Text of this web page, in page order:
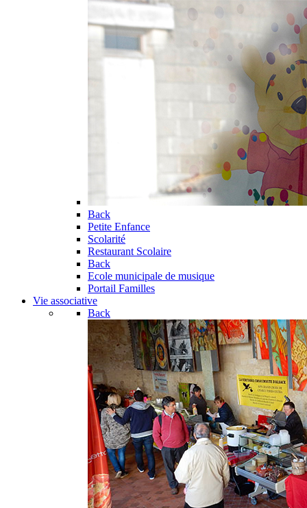
Back
Petite Enfance
Scolarité
Restaurant Scolaire
Back
Ecole municipale de musique
Portail Familles
Vie associative
Back